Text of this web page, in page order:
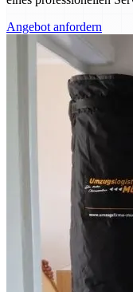
Angebot anfordern